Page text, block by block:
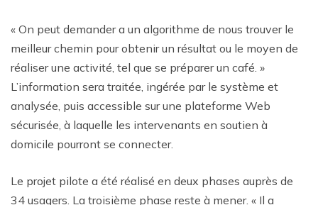
« On peut demander a un algorithme de nous trouver le
meilleur chemin pour obtenir un résultat ou le moyen de
réaliser une activité, tel que se préparer un café. »
L’information sera traitée, ingérée par le système et
analysée, puis accessible sur une plateforme Web
sécurisée, à laquelle les intervenants en soutien à
domicile pourront se connecter.
Le projet pilote a été réalisé en deux phases auprès de
34 usagers. La troisième phase reste à mener. « Il a